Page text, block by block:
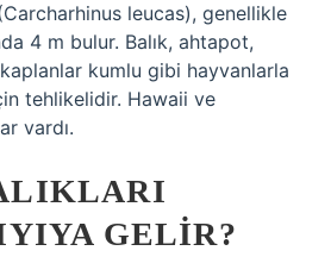
leucas), genellikle
4 m bulur. Balık, ahtapot,
kumlu gibi hayvanlarla
tehlikelidir. Hawaii ve
vardı.
GELIR?